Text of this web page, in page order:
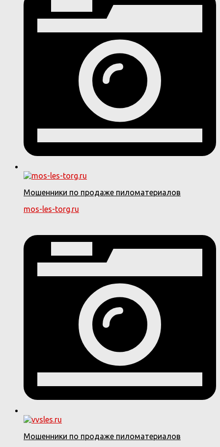
Мошенники по продаже пиломатериалов
mos-les-torg.ru
Мошенники по продаже пиломатериалов